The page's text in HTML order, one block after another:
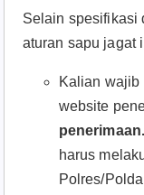
Selain spesifikasi
aturan sapu jagat
Kalian wajib
website
harus
Polres/